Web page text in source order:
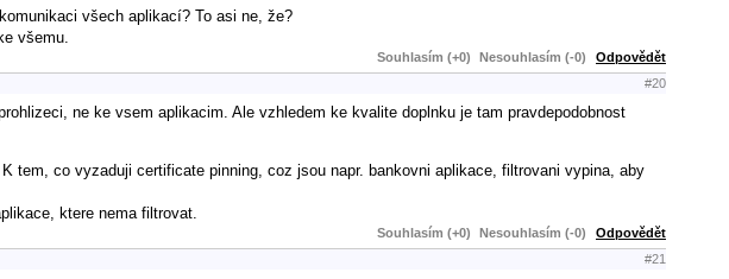
všech aplikací? To asi ne, že?
všemu.
Souhlasím (+0) Nesouhlasím (-0) Odpovědět
#20
ne ke vsem aplikacim. Ale vzhledem ke kvalite doplnku je tam pravdepodobnost
tem, co vyzaduji certificate pinning, coz jsou napr. bankovni aplikace, filtrovani vypina, aby
ktere nema filtrovat.
Souhlasím (+0) Nesouhlasím (-0) Odpovědět
#21